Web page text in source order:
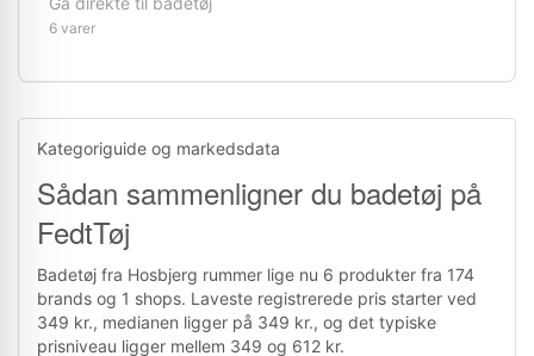
6 varer
Kategoriguide og markedsdata
Sådan sammenligner du badetøj på
FedtTøj
Badetøj fra Hosbjerg rummer lige nu 6 produkter fra 174
brands og 1 shops. Laveste registrerede pris starter ved
349 kr., medianen ligger på 349 kr., og det typiske
prisniveau ligger mellem 349 og 612 kr.